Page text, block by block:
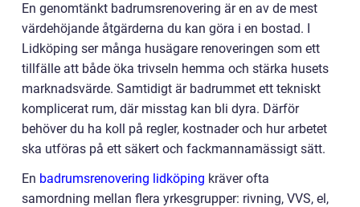
En genomtänkt badrumsrenovering är en av de mest
värdehöjande åtgärderna du kan göra i en bostad. I
Lidköping ser många husägare renoveringen som ett
tillfälle att både öka trivseln hemma och stärka husets
marknadsvärde. Samtidigt är badrummet ett tekniskt
komplicerat rum, där misstag kan bli dyra. Därför
behöver du ha koll på regler, kostnader och hur arbetet
ska utföras på ett säkert och fackmannamässigt sätt.
En badrumsrenovering lidköping kräver ofta
samordning mellan flera yrkesgrupper: rivning, VVS, el,